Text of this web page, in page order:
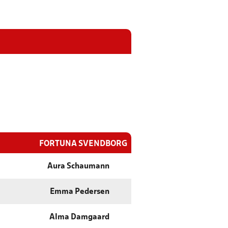
FORTUNA SVENDBORG
Aura Schaumann
Emma Pedersen
Alma Damgaard